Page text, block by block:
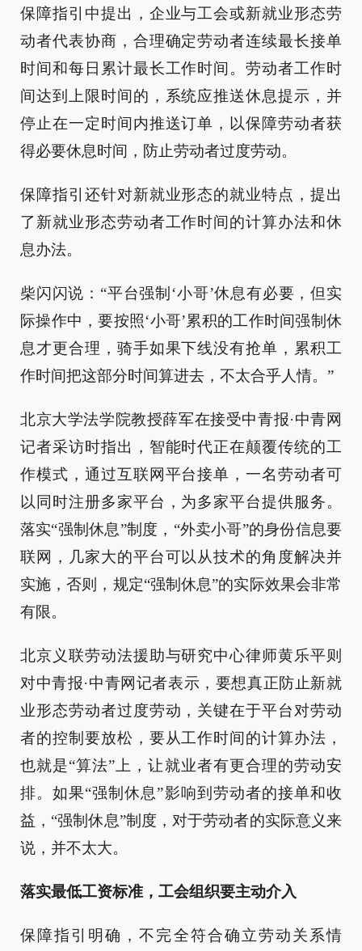
保障指引中提出，企业与工会或新就业形态劳
动者代表协商，合理确定劳动者连续最长接单
时间和每日累计最长工作时间。劳动者工作时
间达到上限时间的，系统应推送休息提示，并
停止在一定时间内推送订单，以保障劳动者获
得必要休息时间，防止劳动者过度劳动。
保障指引还针对新就业形态的就业特点，提出
了新就业形态劳动者工作时间的计算办法和休
息办法。
柴闪闪说：“平台强制‘小哥’休息有必要，但实
际操作中，要按照‘小哥’累积的工作时间强制休
息才更合理，骑手如果下线没有抢单，累积工
作时间把这部分时间算进去，不太合乎人情。”
北京大学法学院教授薛军在接受中青报·中青网
记者采访时指出，智能时代正在颠覆传统的工
作模式，通过互联网平台接单，一名劳动者可
以同时注册多家平台，为多家平台提供服务。
落实“强制休息”制度，“外卖小哥”的身份信息要
联网，几家大的平台可以从技术的角度解决并
实施，否则，规定“强制休息”的实际效果会非常
有限。
北京义联劳动法援助与研究中心律师黄乐平则
对中青报·中青网记者表示，要想真正防止新就
业形态劳动者过度劳动，关键在于平台对劳动
者的控制要放松，要从工作时间的计算办法，
也就是“算法”上，让就业者有更合理的劳动安
排。如果“强制休息”影响到劳动者的接单和收
益，“强制休息”制度，对于劳动者的实际意义来
说，并不太大。
落实最低工资标准，工会组织要主动介入
保障指引明确，不完全符合确立劳动关系情